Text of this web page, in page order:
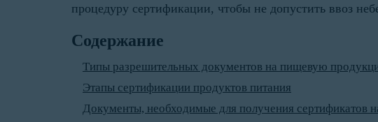
процедуру сертификации, чтобы не допустить ввоз
Содержание
Типы разрешительных документов на пищевую
Этапы сертификации продуктов питания
Документы, необходимые для получения сертификатов